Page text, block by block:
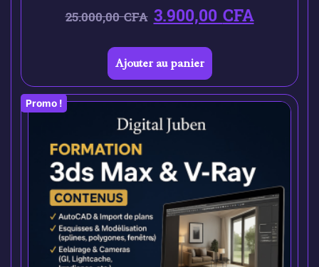
25.000,00CFA 3.900,00CFA
Ajouter au panier
Promo !